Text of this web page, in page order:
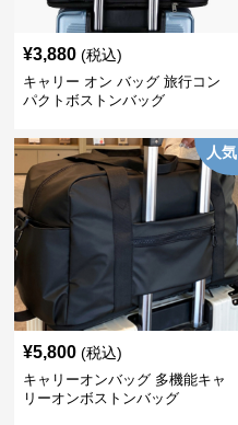
¥3,880 (税込)
キャリー オン バッグ 旅行コン
パクトボストンバッグ
人気
¥5,800 (税込)
キャリーオンバッグ 多機能キャ
リーオンボストンバッグ